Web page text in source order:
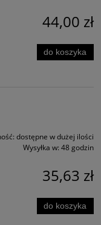
44,00 zł
do koszyka
dostępne w dużej ilości
Wysyłka w: 48 godzin
35,63 zł
do koszyka